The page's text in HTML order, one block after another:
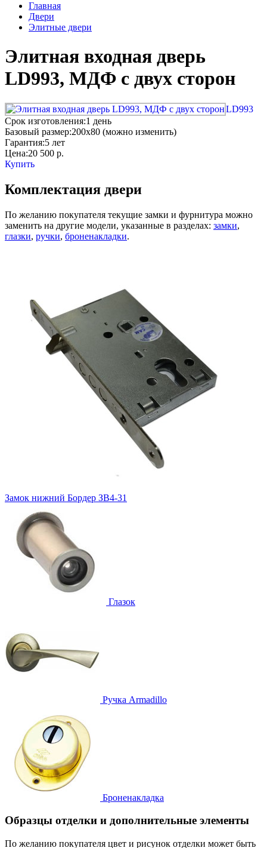
Главная
Двери
Элитные двери
Элитная входная дверь
LD993, МДФ с двух сторон
LD993
Срок изготовления:1 день
Базовый размер:200x80 (можно изменить)
Гарантия:5 лет
Цена:20 500 р.
Купить
Комплектация двери
По желанию покупателя текущие замки и фурнитура можно
заменить на другие модели, указанные в разделах: замки,
глазки, ручки, броненакладки.
Замок нижний Бордер ЗВ4-31
Глазок
Ручка Armadillo
Броненакладка
Образцы отделки и дополнительные элементы
По желанию покупателя цвет и рисунок отделки может быть